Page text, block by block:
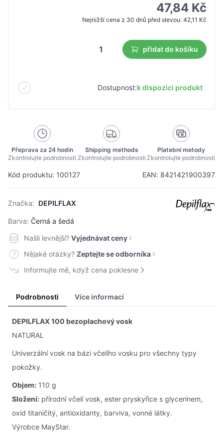
Kód produktu: 100127 EAN: 8421421900397
Značka: DEPILFLAX
Barva: Černá a šedá
47,84 Kč
Nejnižší cena z 30 dnů před slevou: 42,11 Kč
přidat do košíku
Dostupnost:k dispozici produkt
Přeprava za 24 hodin
Zkontrolujte podrobnosti
Shipping methods
Zkontrolujte podrobnosti
Platební metody
Zkontrolujte podrobnosti
Našli levnější? Vyjednávat ceny
Nějaké otázky? Zeptejte se odborníka
Informujte mě, když cena poklesne
Podrobnosti Více informací
DEPILFLAX 100 bezoplachový vosk
NATURAL
Univerzální vosk na bázi včelího vosku pro všechny typy
pokožky.
Objem: 110 g
Složení: přírodní včelí vosk, ester pryskyřice s glycerinem,
oxid titaničitý, antioxidanty, barviva, vonné látky.
Výrobce MayStar.